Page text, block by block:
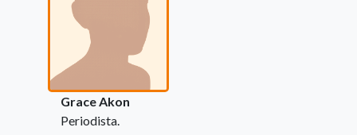
Grace Akon
Periodista.